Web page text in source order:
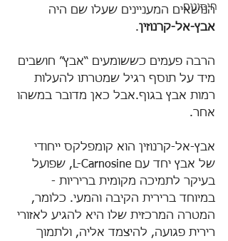
חיסונים
הנושאים המעניינים שעלו שם היה
אבץ-אל-קרנוזין.
הרבה פעמים כששומעים “אבץ” חושבים
מיד על תוסף רגיל שמטרתו להעלות
רמות אבץ בגוף.אבל כאן מדובר במשהו
אחר.
אבץ-אל-קרנוזין הוא קומפלקס ייחודי
של אבץ יחד עם L-Carnosine, שפועל
בעיקר לתמיכה מקומית בריריות -
במיוחד ברירית הקיבה והמעי. כלומר,
המטרה המרכזית שלו היא להגיע לאזורי
רירית פגועה, להיצמד אליה, ולתמוך